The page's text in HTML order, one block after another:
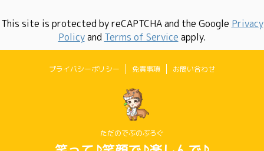
This site is protected by reCAPTCHA and the Google Privacy
Policyand Terms of Service apply.
プライバシーポリシー 免責事項 お問い合わせ
ただのでぶのぶろぐ